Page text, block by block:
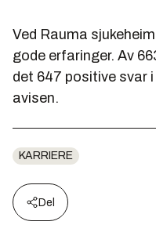
Ved Rauma
gode erfaringer. Av
det 647 positive svar
avisen.
KARRIERE
Del